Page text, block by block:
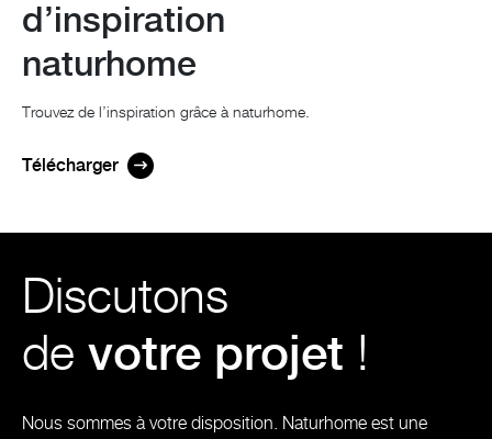
d’inspiration
naturhome
Trouvez de l’inspiration grâce à naturhome.
Télécharger
Discutons
de votre projet !
Nous sommes à votre disposition. Naturhome est une